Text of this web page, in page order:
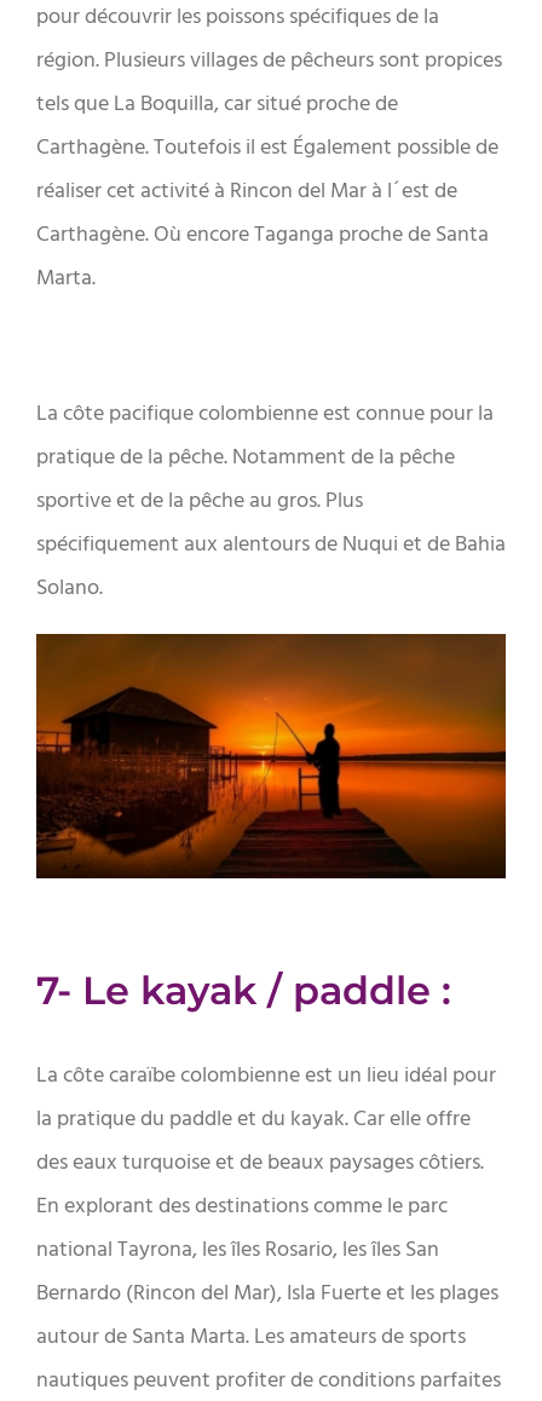
pour découvrir les poissons spécifiques de la
région. Plusieurs villages de pêcheurs sont propices
tels que La Boquilla, car situé proche de
Carthagène. Toutefois il est Également possible de
réaliser cet activité à Rincon del Mar à l´est de
Carthagène. Où encore Taganga proche de Santa
Marta.
La côte pacifique colombienne est connue pour la
pratique de la pêche. Notamment de la pêche
sportive et de la pêche au gros. Plus
spécifiquement aux alentours de Nuqui et de Bahia
Solano.
7- Le kayak / paddle :
La côte caraïbe colombienne est un lieu idéal pour
la pratique du paddle et du kayak. Car elle offre
des eaux turquoise et de beaux paysages côtiers.
En explorant des destinations comme le parc
national Tayrona, les îles Rosario, les îles San
Bernardo (Rincon del Mar), Isla Fuerte et les plages
autour de Santa Marta. Les amateurs de sports
nautiques peuvent profiter de conditions parfaites